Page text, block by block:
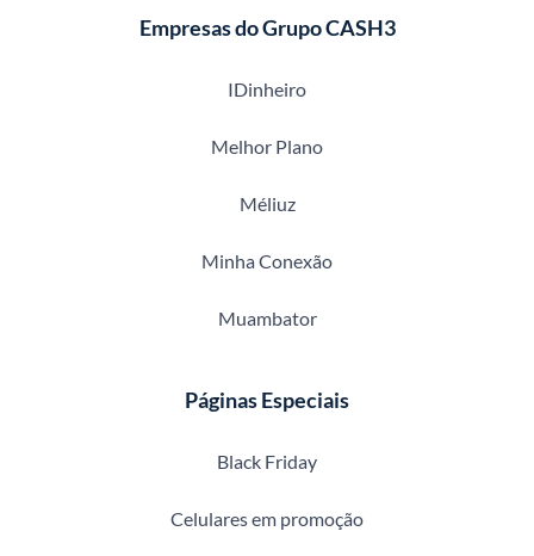
Empresas do Grupo CASH3
IDinheiro
Melhor Plano
Méliuz
Minha Conexão
Muambator
Páginas Especiais
Black Friday
Celulares em promoção